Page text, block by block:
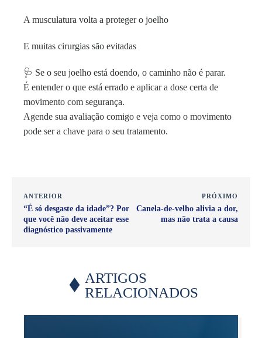
A musculatura volta a proteger o joelho
E muitas cirurgias são evitadas
🩺 Se o seu joelho está doendo, o caminho não é parar.
É entender o que está errado e aplicar a dose certa de
movimento com segurança.
Agende sua avaliação comigo e veja como o movimento
pode ser a chave para o seu tratamento.
ANTERIOR
“É só desgaste da idade”? Por
que você não deve aceitar esse
diagnóstico passivamente
PRÓXIMO
Canela-de-velho alivia a dor,
mas não trata a causa
ARTIGOS
RELACIONADOS